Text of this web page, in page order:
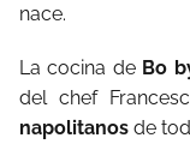
nace.
La cocina de Bo
del chef
napolitanos de